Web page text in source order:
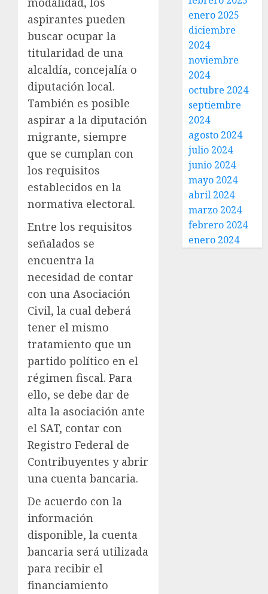
aspirantes pueden
buscar ocupar la
titularidad de una
alcaldía, concejalía o
diputación local.
También es posible
aspirar a la diputación
migrante, siempre
que se cumplan con
los requisitos
establecidos en la
normativa electoral.
Entre los requisitos
señalados se
encuentra la
necesidad de contar
con una Asociación
Civil, la cual deberá
tener el mismo
tratamiento que un
partido político en el
régimen fiscal. Para
ello, se debe dar de
alta la asociación ante
el SAT, contar con
Registro Federal de
Contribuyentes y abrir
una cuenta bancaria.
De acuerdo con la
información
disponible, la cuenta
bancaria será utilizada
para recibir el
financiamiento
enero 2025
diciembre
2024
noviembre
2024
octubre 2024
septiembre
2024
agosto 2024
julio 2024
junio 2024
mayo 2024
abril 2024
marzo 2024
febrero 2024
enero 2024